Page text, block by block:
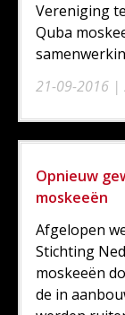
21-09-2016 |
Vereniging
Quba
Opnieuw
moskeeën
Afgelopen
Stichting
moskeeën
de in